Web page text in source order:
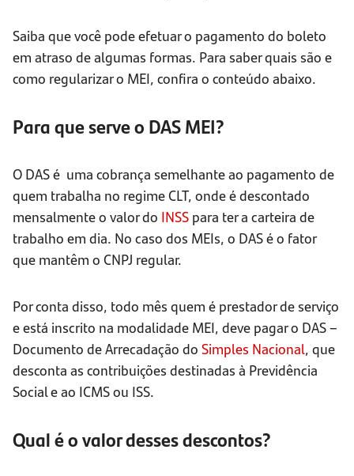
Saiba que você pode efetuar o pagamento do boleto
em atraso de algumas formas. Para saber quais são e
como regularizar o MEI, confira o conteúdo abaixo.
Para que serve o DAS MEI?
O DAS é uma cobrança semelhante ao pagamento de
quem trabalha no regime CLT, onde é descontado
mensalmente o valor do INSS para ter a carteira de
trabalho em dia. No caso dos MEIs, o DAS é o fator
que mantêm o CNPJ regular.
Por conta disso, todo mês quem é prestador de serviço
e está inscrito na modalidade MEI, deve pagar o DAS –
Documento de Arrecadação do Simples Nacional, que
desconta as contribuições destinadas à Previdência
Social e ao ICMS ou ISS.
Qual é o valor desses descontos?